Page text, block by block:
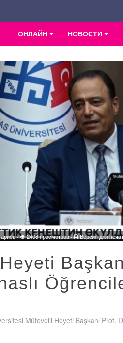
ОНЛАЙН НОВОСТИ
· 2408 просмотров · Версия для
Mütevelli Heyeti Başkanı